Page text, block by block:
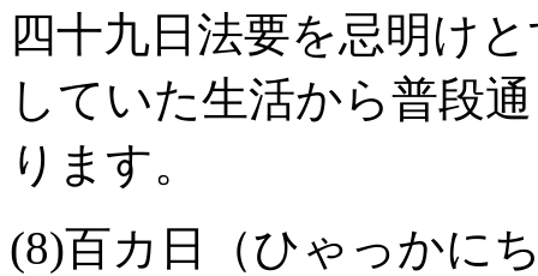
四十九日法要を忌明け
していた生活から普段
ります。
(8)百カ日（ひゃっかに